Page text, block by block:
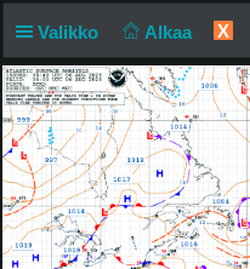
Valikko Alkaa X